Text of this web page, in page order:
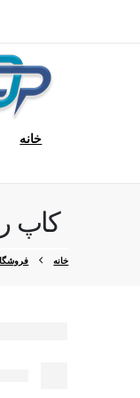
خانه
کاپ
خانه